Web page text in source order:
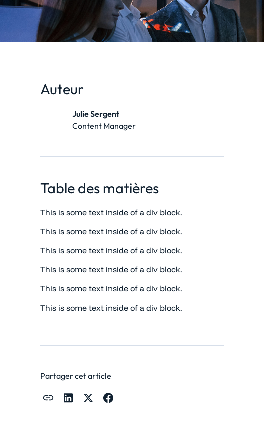
Auteur
Julie Sergent
Content Manager
Table des matières
This is some text inside of a div block.
This is some text inside of a div block.
This is some text inside of a div block.
This is some text inside of a div block.
This is some text inside of a div block.
This is some text inside of a div block.
Partager cet article